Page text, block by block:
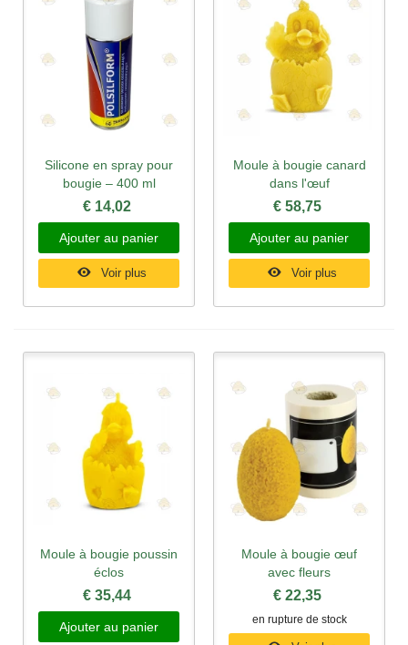
Silicone en spray pour
bougie – 400 ml
€ 14,02
Ajouter au panier
Voir plus
Moule à bougie canard
dans l'œuf
€ 58,75
Ajouter au panier
Voir plus
Moule à bougie poussin
éclos
€ 35,44
Ajouter au panier
Moule à bougie œuf
avec fleurs
€ 22,35
en rupture de stock